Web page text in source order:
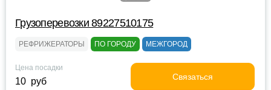
Грузоперевозки 89227510175
РЕФРИЖЕРАТОРЫ ПО ГОРОДУ МЕЖГОРОД
Цена посадки
10 руб Связаться